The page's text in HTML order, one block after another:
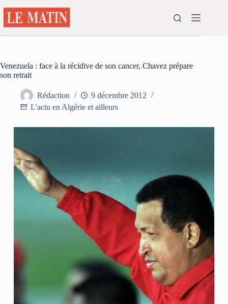
au
contenu
Venezuela : face à la récidive de son cancer, Chavez prépare
son retrait
Rédaction
9 décembre 2012
L'actu en Algérie et ailleurs